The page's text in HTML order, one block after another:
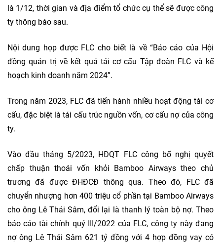
là 1/12, thời gian và địa điểm tổ chức cụ thể sẽ được công
ty thông báo sau.
Nội dung họp được FLC cho biết là về “Báo cáo của Hội
đồng quản trị về kết quả tái cơ cấu Tập đoàn FLC và kế
hoạch kinh doanh năm 2024”.
Trong năm 2023, FLC đã tiến hành nhiều hoạt động tái cơ
cấu, đặc biệt là tái cấu trúc nguồn vốn, cơ cấu nợ của công
ty.
Vào đầu tháng 5/2023, HĐQT FLC công bố nghị quyết
chấp thuận thoái vốn khỏi Bamboo Airways theo chủ
trương đã được ĐHĐCĐ thông qua. Theo đó, FLC đã
chuyển nhượng hơn 400 triệu cổ phần tại Bamboo Airways
cho ông Lê Thái Sâm, đổi lại là thanh lý toàn bộ nợ. Theo
báo cáo tài chính quý III/2022 của FLC, công ty này đang
nợ ông Lê Thái Sâm 621 tỷ đồng với 4 hợp đồng vay có